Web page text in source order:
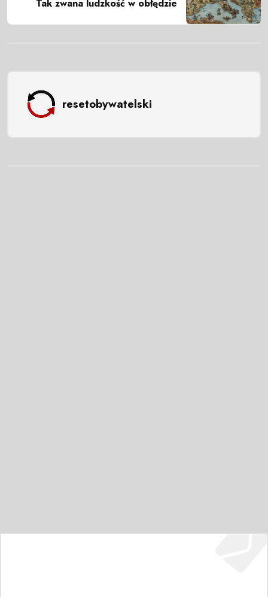
Tak zwana ludzkość w obłędzie
resetobywatelski